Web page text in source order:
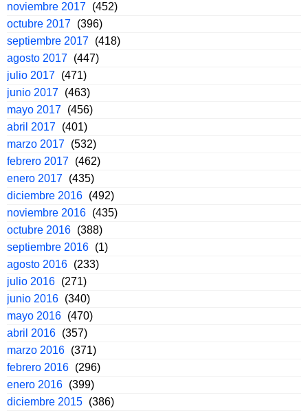
noviembre 2017 (452)
octubre 2017 (396)
septiembre 2017 (418)
agosto 2017 (447)
julio 2017 (471)
junio 2017 (463)
mayo 2017 (456)
abril 2017 (401)
marzo 2017 (532)
febrero 2017 (462)
enero 2017 (435)
diciembre 2016 (492)
noviembre 2016 (435)
octubre 2016 (388)
septiembre 2016 (1)
agosto 2016 (233)
julio 2016 (271)
junio 2016 (340)
mayo 2016 (470)
abril 2016 (357)
marzo 2016 (371)
febrero 2016 (296)
enero 2016 (399)
diciembre 2015 (386)